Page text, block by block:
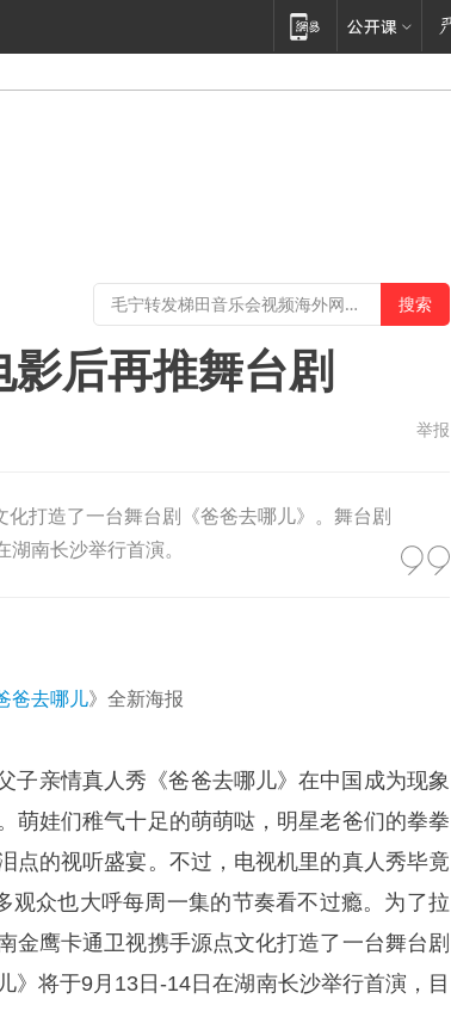
影后再推舞台剧
举报
打造了一台舞台剧《爸爸去哪儿》。舞台剧
湖南长沙举行首演。
爸去哪儿》全新海报
子亲情真人秀《爸爸去哪儿》在中国成为现象
萌娃们稚气十足的萌萌哒，明星老爸们的拳拳
点的视听盛宴。不过，电视机里的真人秀毕竟
观众也大呼每周一集的节奏看不过瘾。为了拉
金鹰卡通卫视携手源点文化打造了一台舞台剧
》将于9月13日-14日在湖南长沙举行首演，目